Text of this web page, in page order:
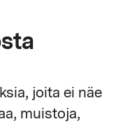
joita ei näe
muistoja,